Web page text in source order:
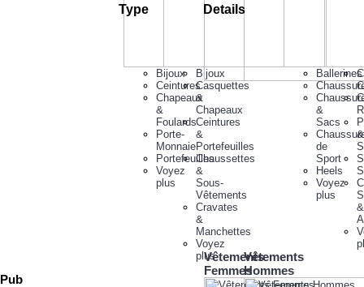
Bijoux
Ceintures
Chapeaux
&
Foulards
Porte-
Monnaie
Portefeuilles
Voyez
plus
Bijoux
Casquettes
&
Chapeaux
Ceintures
&
Portefeuilles
Chaussettes
&
Sous-
Vêtements
Cravates
&
Manchettes
Voyez
plus
Ballerines
&
Sacs
de
Sport
Heels
Voyez
plus
&
&
Vêtements
Femmes
Vêtements
Hommes
Type
Details
Pub